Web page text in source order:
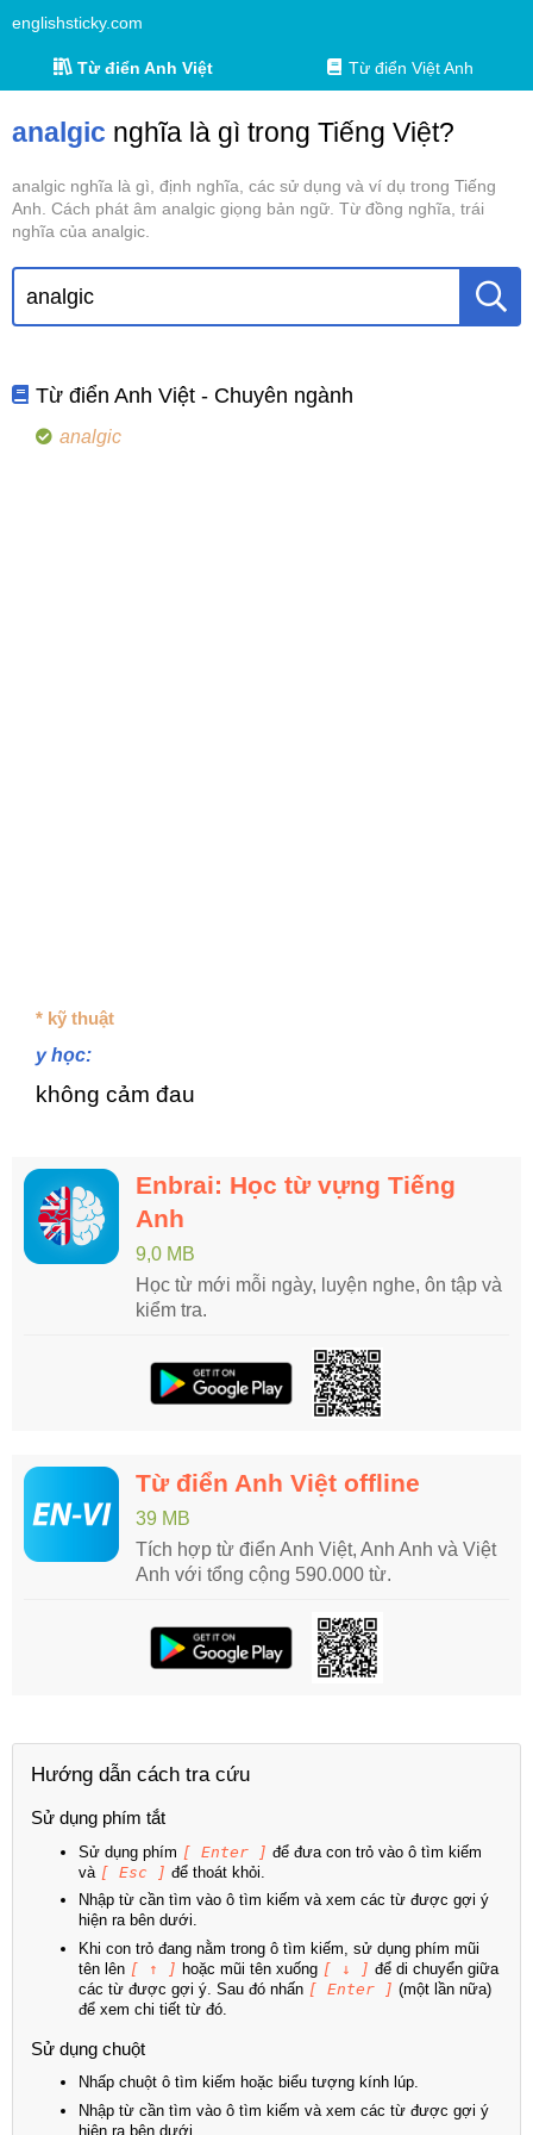
englishsticky.com
Từ điển Anh Việt Từ điển Việt Anh
analgic nghĩa là gì trong Tiếng Việt?
analgic nghĩa là gì, định nghĩa, các sử dụng và ví dụ trong Tiếng
Anh. Cách phát âm analgic giọng bản ngữ. Từ đồng nghĩa, trái
nghĩa của analgic.
Từ điển Anh Việt - Chuyên ngành
analgic
* kỹ thuật
y học:
không cảm đau
Enbrai: Học từ vựng Tiếng
Anh
9,0 MB
Học từ mới mỗi ngày, luyện nghe, ôn tập và
kiểm tra.
Từ điển Anh Việt offline
39 MB
Tích hợp từ điển Anh Việt, Anh Anh và Việt
Anh với tổng cộng 590.000 từ.
Hướng dẫn cách tra cứu
Sử dụng phím tắt
Sử dụng phím [ Enter ] để đưa con trỏ vào ô tìm kiếm
và [ Esc ] để thoát khỏi.
Nhập từ cần tìm vào ô tìm kiếm và xem các từ được gợi ý
hiện ra bên dưới.
Khi con trỏ đang nằm trong ô tìm kiếm, sử dụng phím mũi
tên lên [ ↑ ] hoặc mũi tên xuống [ ↓ ] để di chuyển giữa
các từ được gợi ý. Sau đó nhấn [ Enter ] (một lần nữa)
để xem chi tiết từ đó.
Sử dụng chuột
Nhấp chuột ô tìm kiếm hoặc biểu tượng kính lúp.
Nhập từ cần tìm vào ô tìm kiếm và xem các từ được gợi ý
hiện ra bên dưới.